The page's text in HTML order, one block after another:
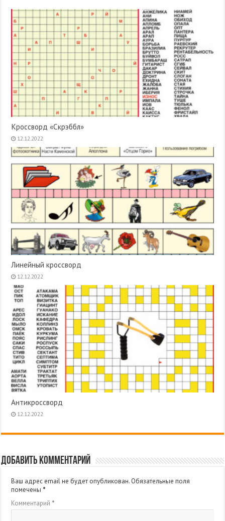
Кроссворд «Скрэббл»
12.12.2022
Линейный кроссворд
12.12.2022
Антикроссворд
12.12.2022
Добавить комментарий
Ваш адрес email не будет опубликован. Обязательные поля
помечены *
Комментарий *